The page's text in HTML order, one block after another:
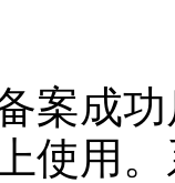
案成
使用